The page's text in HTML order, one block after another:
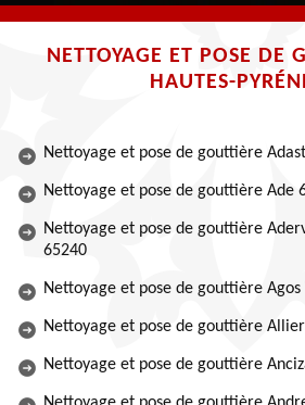
NETTOYAGE ET POSE DE
HAUTES-
Nettoyage et pose de gouttière
Nettoyage et pose de gouttière Ade
Nettoyage et pose de gouttière
65240
Nettoyage et pose de gouttière
Nettoyage et pose de gouttière
Nettoyage et pose de gouttière